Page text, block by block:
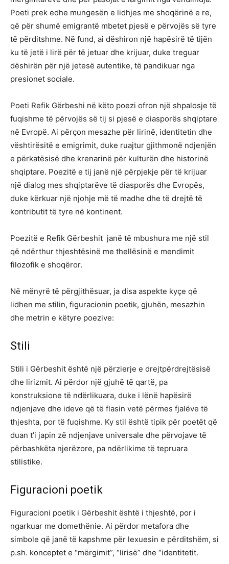
Poeti prek edhe mungesën e lidhjes me shoqërinë e re,
që për shumë emigrantë mbetet pjesë e përvojës së tyre
të përditshme. Në fund, ai dëshiron një hapësirë të tijën
ku të jetë i lirë për të jetuar dhe krijuar, duke treguar
dëshirën për një jetesë autentike, të pandikuar nga
presionet sociale.
Poeti Refik Gërbeshi në këto poezi ofron një shpalosje të
fuqishme të përvojës së tij si pjesë e diasporës shqiptare
në Evropë. Ai përçon mesazhe për lirinë, identitetin dhe
vështirësitë e emigrimit, duke ruajtur gjithmonë ndjenjën
e përkatësisë dhe krenarinë për kulturën dhe historinë
shqiptare. Poezitë e tij janë një përpjekje për të krijuar
një dialog mes shqiptarëve të diasporës dhe Evropës,
duke kërkuar një njohje më të madhe dhe të drejtë të
kontributit të tyre në kontinent.
Poezitë e Refik Gërbeshit janë të mbushura me një stil
që ndërthur thjeshtësinë me thellësinë e mendimit
filozofik e shoqëror.
Në mënyrë të përgjithësuar, ja disa aspekte kyçe që
lidhen me stilin, figuracionin poetik, gjuhën, mesazhin
dhe metrin e këtyre poezive:
Stili
Stili i Gërbeshit është një përzierje e drejtpërdrejtësisë
dhe lirizmit. Ai përdor një gjuhë të qartë, pa
konstruksione të ndërlikuara, duke i lënë hapësirë
ndjenjave dhe ideve që të flasin vetë përmes fjalëve të
thjeshta, por të fuqishme. Ky stil është tipik për poetët që
duan t’i japin zë ndjenjave universale dhe përvojave të
përbashkëta njerëzore, pa ndërlikime të tepruara
stilistike.
Figuracioni poetik
Figuracioni poetik i Gërbeshit është i thjeshtë, por i
ngarkuar me domethënie. Ai përdor metafora dhe
simbole që janë të kapshme për lexuesin e përditshëm, si
p.sh. konceptet e “mërgimit”, “lirisë” dhe “identitetit.